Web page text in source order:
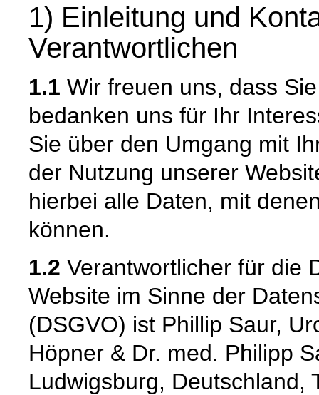
1) Einleitung und
Verantwortlichen
1.1 Wir freuen uns, dass
bedanken uns für Ihr
Sie über den Umgang mit
der Nutzung unserer
hierbei alle Daten, mit
können.
1.2 Verantwortlicher für die
Website im Sinne der
(DSGVO) ist Phillip Saur,
Höpner & Dr. med. Philipp
Ludwigsburg, Deutschland,